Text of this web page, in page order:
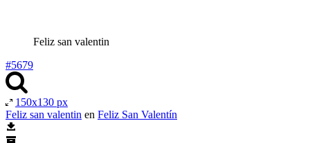
Feliz san valentin
#5679
150x130 px
Feliz san valentin en Feliz San Valentín